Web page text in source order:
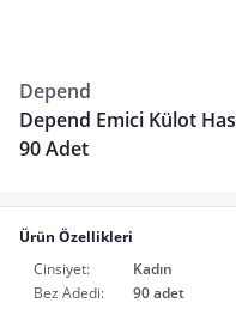
Depend
Depend Emici Külot
90 Adet
Ürün Özellikleri
Cinsiyet:
Kadın
Bez Adedi:
90 adet